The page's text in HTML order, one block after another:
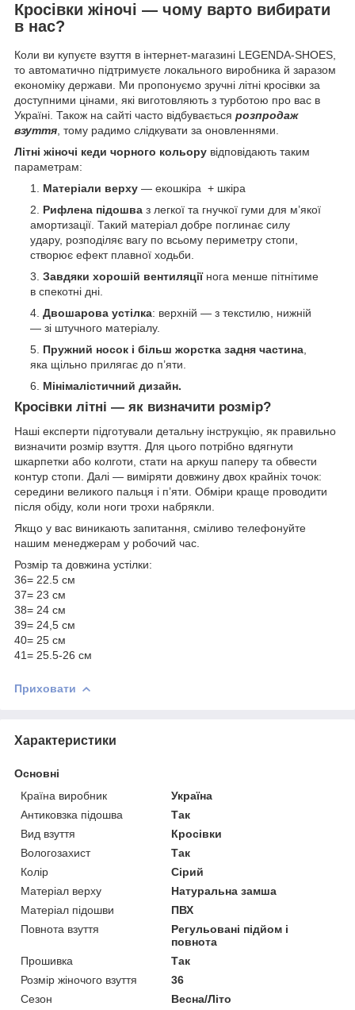
Кросівки жіночі — чому варто вибирати
в нас?
Коли ви купуєте взуття в інтернет-магазині LEGENDA-SHOES,
то автоматично підтримуєте локального виробника й заразом
економіку держави. Ми пропонуємо зручні літні кросівки за
доступними цінами, які виготовляють з турботою про вас в
Україні. Також на сайті часто відбувається розпродаж
взуття , тому радимо слідкувати за оновленнями.
Літні жіночі кеди чорного кольору відповідають таким
параметрам:
Матеріали верху — екошкіра + шкіра
Рифлена підошва з легкої та гнучкої гуми для м’якої
амортизації. Такий матеріал добре поглинає силу
удару, розподіляє вагу по всьому периметру стопи,
створює ефект плавної ходьби.
Завдяки хорошій вентиляції нога менше пітнітиме
в спекотні дні.
Двошарова устілка: верхній — з текстилю, нижній
— зі штучного матеріалу.
Пружний носок і більш жорстка задня частина
яка щільно прилягає до п’яти.
Мінімалістичний дизайн.
Кросівки літні — як визначити розмір?
Наші експерти підготували детальну інструкцію, як правильно
визначити розмір взуття. Для цього потрібно вдягнути
шкарпетки або колготи, стати на аркуш паперу та обвести
контур стопи. Далі — виміряти довжину двох крайніх точок:
середини великого пальця і п’яти. Обміри краще проводити
після обіду, коли ноги трохи набрякли.
Якщо у вас виникають запитання, сміливо телефонуйте
нашим менеджерам у робочий час.
Розмір та довжина устілки:
36= 22.5 см
37= 23 см
38= 24 см
39= 24,5 см
40= 25 см
41= 25.5-26 см
Приховати
Характеристики
Основні
Країна виробник
Україна
Антиковзка підошва
Так
Вид взуття
Кросівки
Вологозахист
Так
Колір
Сірий
Матеріал верху
Натуральна замша
Матеріал підошви
ПВХ
Повнота взуття
Регульовані підйом і
повнота
Прошивка
Так
Розмір жіночого взуття
36
Сезон
Весна/Літо